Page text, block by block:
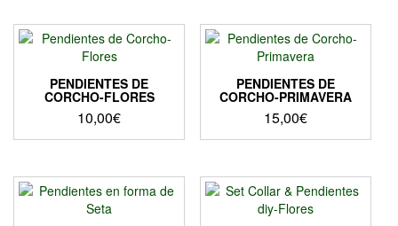
página
de
PENDIENTES DE
CORCHO-FLORES
10,00€
PENDIENTES DE
CORCHO-PRIMAVERA
15,00€